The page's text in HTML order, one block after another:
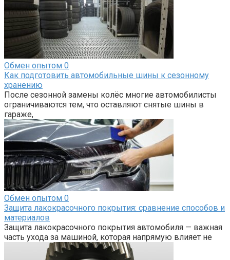
Обмен опытом 0
Как подготовить автомобильные шины к сезонному
хранению
После сезонной замены колёс многие автомобилисты
ограничиваются тем, что оставляют снятые шины в
гараже,
Обмен опытом 0
Защита лакокрасочного покрытия: сравнение способов и
материалов
Защита лакокрасочного покрытия автомобиля — важная
часть ухода за машиной, которая напрямую влияет не